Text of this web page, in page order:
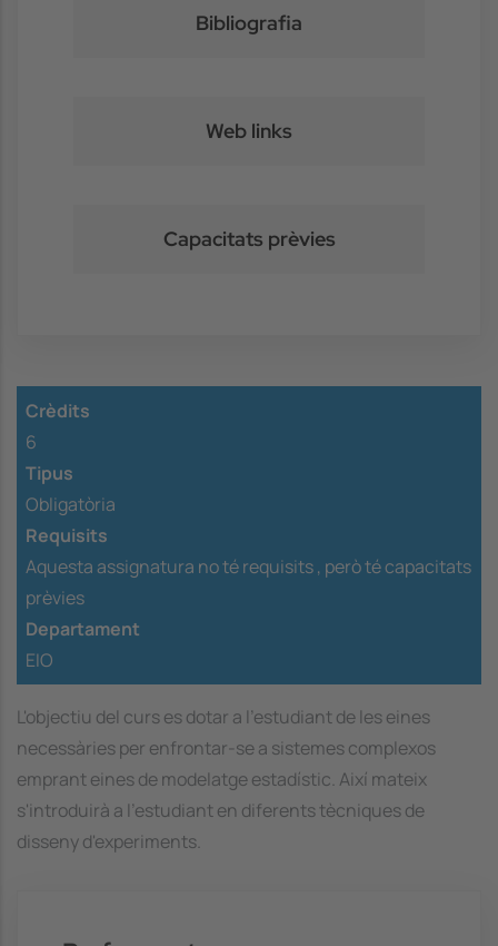
Bibliografia
Web links
Capacitats prèvies
Crèdits
6
Tipus
Obligatòria
Requisits
Aquesta assignatura no té requisits , però té capacitats
prèvies
Departament
EIO
L'objectiu del curs es dotar a l'estudiant de les eines
necessàries per enfrontar-se a sistemes complexos
emprant eines de modelatge estadístic. Així mateix
s'introduirà a l'estudiant en diferents tècniques de
disseny d'experiments.